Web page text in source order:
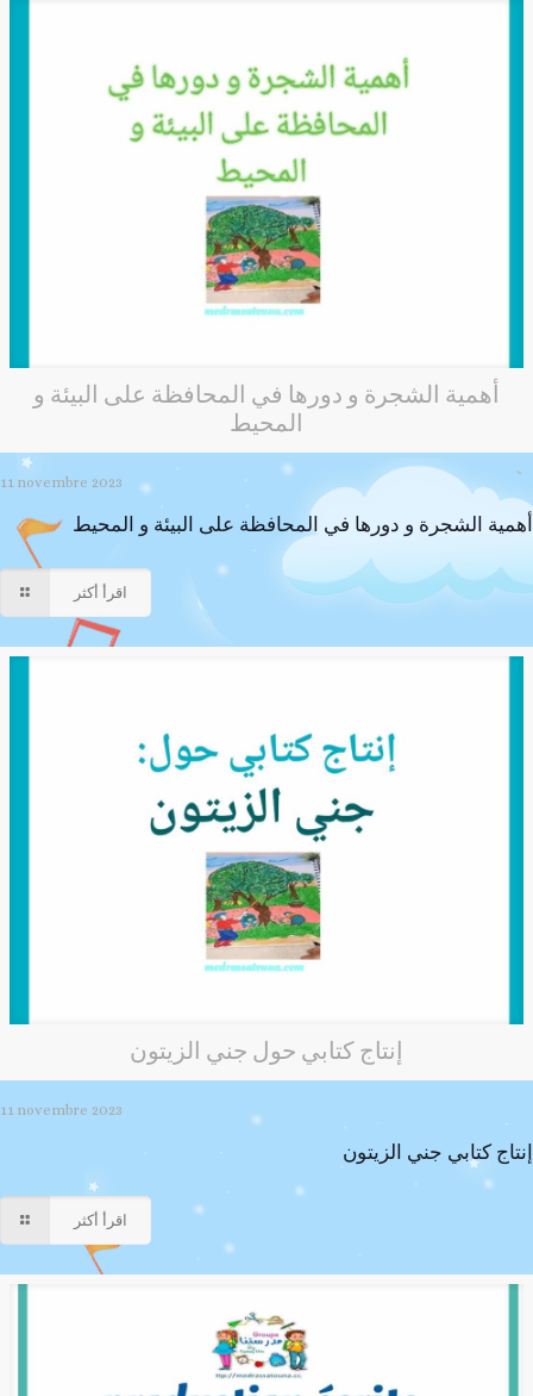
أهمية الشجرة و دورها في المحافظة على البيئة و
المحيط
11 novembre 2023
أهمية الشجرة و دورها في المحافظة على البيئة و المحيط
اقرأ أكثر
إنتاج كتابي حول جني الزيتون
11 novembre 2023
إنتاج كتابي جني الزيتون
اقرأ أكثر